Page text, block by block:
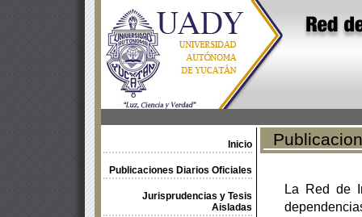
Inicio
Publicaciones Diarios Oficiales
Jurisprudencias y Tesis
Aisladas
La Red de